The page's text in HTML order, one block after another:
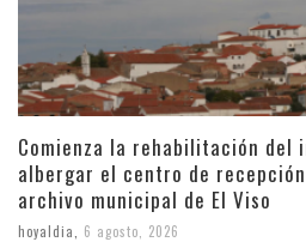
Comienza la rehabilitación del
albergar el centro de
archivo municipal de El Viso
hoyaldia 6 agosto, 2026